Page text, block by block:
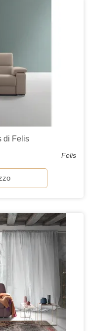
di Felis
Felis